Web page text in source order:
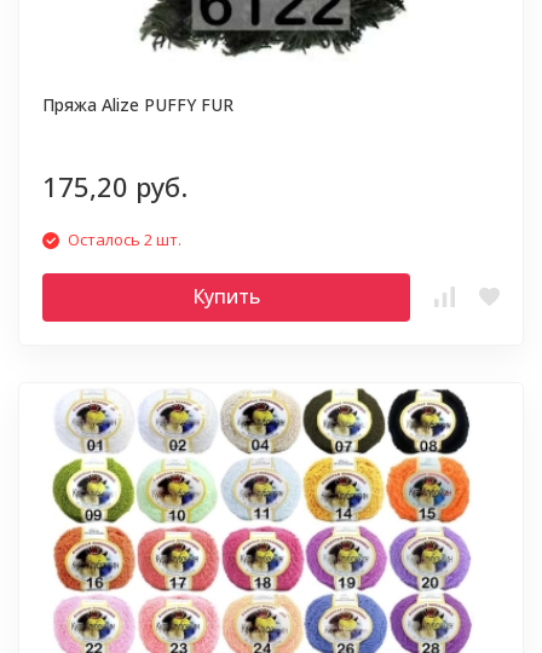
Пряжа Alize PUFFY FUR
175,20 руб.
Осталось 2 шт.
Купить